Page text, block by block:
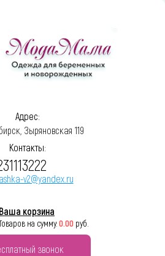
Адрес:
Зыряновская 119
Контакты:
v2@yandex.ru
Ваша корзина
на сумму:0.00 руб.
звонок